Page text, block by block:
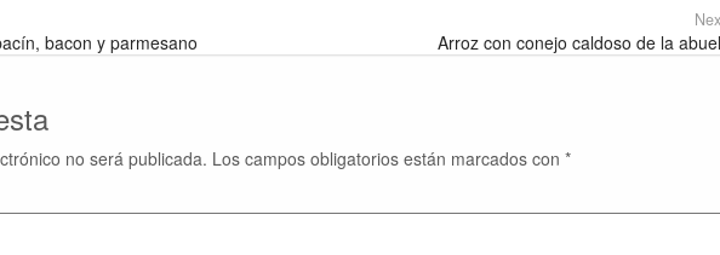
bacon y parmesano Arroz con conejo caldoso de la
no será publicada. Los campos obligatorios están marcados con *